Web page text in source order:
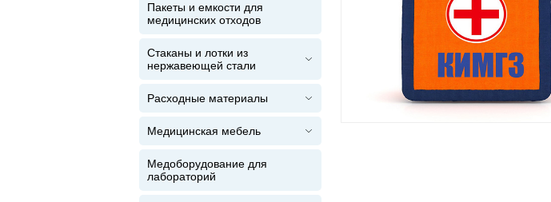
Пакеты и емкости для
медицинских отходов
Стаканы и лотки из
нержавеющей стали
Расходные материалы
Медицинская мебель
Медоборудование для
лабораторий